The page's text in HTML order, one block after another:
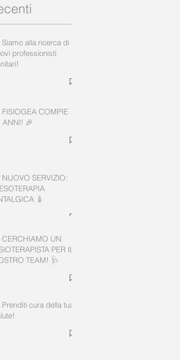
Siamo alla ricerca di
professionisti
FISIOGEA COMPIE
ANNI! 🎉
NUOVO SERVIZIO:
💉
CERCHIAMO UN
PER IL
TEAM! 🩺
Prenditi cura della tua